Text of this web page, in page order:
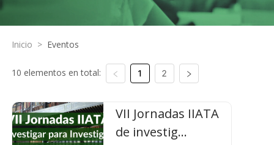
Inicio > Eventos
10 elementos en total: 1 2
VII Jornadas IIATA
de investig...